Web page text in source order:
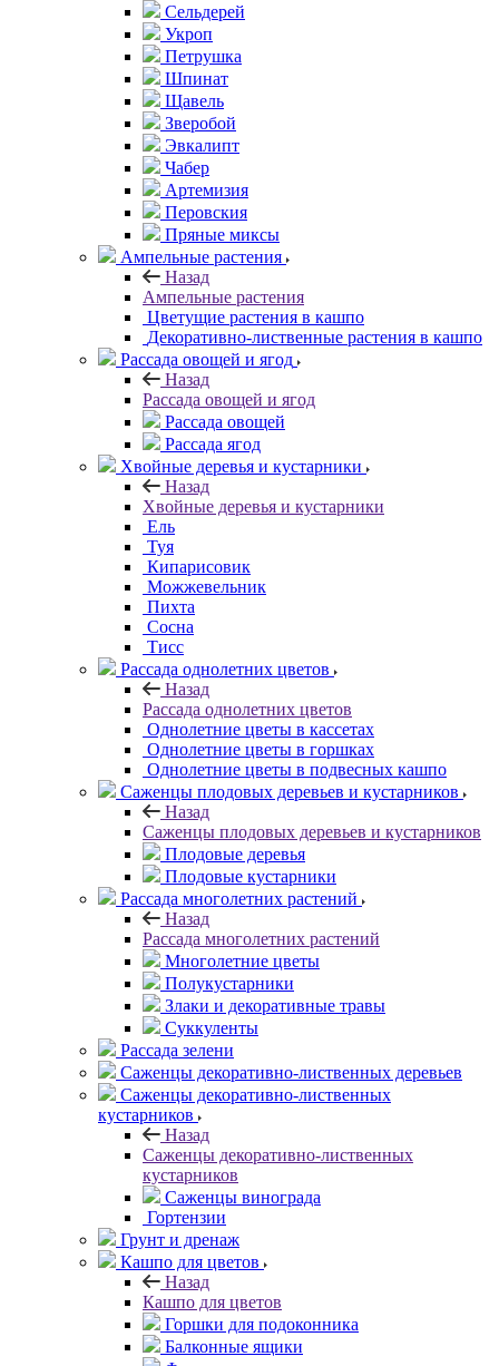
Сельдерей
Укроп
Петрушка
Шпинат
Щавель
Зверобой
Эвкалипт
Чабер
Артемизия
Перовския
Пряные миксы
Ампельные растения
Назад
Ампельные растения
Цветущие растения в кашпо
Декоративно-лиственные растения в кашпо
Рассада овощей и ягод
Назад
Рассада овощей и ягод
Рассада овощей
Рассада ягод
Хвойные деревья и кустарники
Назад
Хвойные деревья и кустарники
Ель
Туя
Кипарисовик
Можжевельник
Пихта
Сосна
Тисc
Рассада однолетних цветов
Назад
Рассада однолетних цветов
Однолетние цветы в кассетах
Однолетние цветы в горшках
Однолетние цветы в подвесных кашпо
Саженцы плодовых деревьев и кустарников
Назад
Саженцы плодовых деревьев и кустарников
Плодовые деревья
Плодовые кустарники
Рассада многолетних растений
Назад
Рассада многолетних растений
Многолетние цветы
Полукустарники
Злаки и декоративные травы
Суккуленты
Рассада зелени
Саженцы декоративно-лиственных деревьев
Саженцы декоративно-лиственных
кустарников
Назад
Саженцы декоративно-лиственных
кустарников
Саженцы винограда
Гортензии
Грунт и дренаж
Кашпо для цветов
Назад
Кашпо для цветов
Горшки для подоконника
Балконные ящики